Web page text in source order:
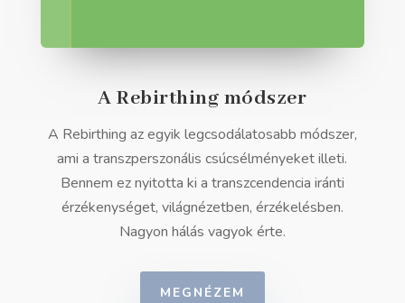
A Rebirthing módszer
A Rebirthing az egyik legcsodálatosabb módszer,
ami a transzperszonális csúcsélményeket illeti.
Bennem ez nyitotta ki a transzcendencia iránti
érzékenységet, világnézetben, érzékelésben.
Nagyon hálás vagyok érte.
MEGNÉZEM